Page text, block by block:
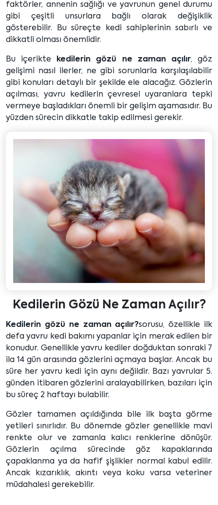
faktörler, annenin sağlığı ve yavrunun genel durumu
gibi çeşitli unsurlara bağlı olarak değişiklik
gösterebilir. Bu süreçte kedi sahiplerinin sabırlı ve
dikkatli olması önemlidir.
Bu içerikte kedilerin gözü ne zaman açılır, göz
gelişimi nasıl ilerler, ne gibi sorunlarla karşılaşılabilir
gibi konuları detaylı bir şekilde ele alacağız. Gözlerin
açılması, yavru kedilerin çevresel uyaranlara tepki
vermeye başladıkları önemli bir gelişim aşamasıdır. Bu
yüzden sürecin dikkatle takip edilmesi gerekir.
Kedilerin Gözü Ne Zaman Açılır?
Kedilerin gözü ne zaman açılır?sorusu, özellikle ilk
defa yavru kedi bakımı yapanlar için merak edilen bir
konudur. Genellikle yavru kediler doğduktan sonraki 7
ila 14 gün arasında gözlerini açmaya başlar. Ancak bu
süre her yavru kedi için aynı değildir. Bazı yavrular 5.
günden itibaren gözlerini aralayabilirken, bazıları için
bu süreç 2 haftayı bulabilir.
Gözler tamamen açıldığında bile ilk başta görme
yetileri sınırlıdır. Bu dönemde gözler genellikle mavi
renkte olur ve zamanla kalıcı renklerine dönüşür.
Gözlerin açılma sürecinde göz kapaklarında
çapaklanma ya da hafif şişlikler normal kabul edilir.
Ancak kızarıklık, akıntı veya koku varsa veteriner
müdahalesi gerekebilir.